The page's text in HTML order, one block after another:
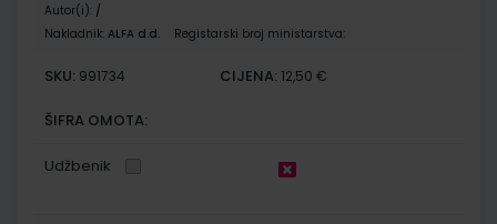
Autor(i): /
Nakladnik: ALFA d.d. Registarski broj ministarstva:
SKU: 991734 CIJENA: 12,50 €
ŠIFRA OMOTA:
Udžbenik